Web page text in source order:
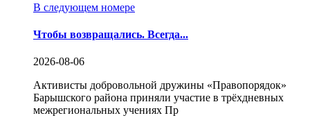
В следующем номере
Чтобы возвращались. Всегда...
2026-08-06
Активисты добровольной дружины «Правопорядок»
Барышского района приняли участие в трёхдневных
межрегиональных учениях Пр